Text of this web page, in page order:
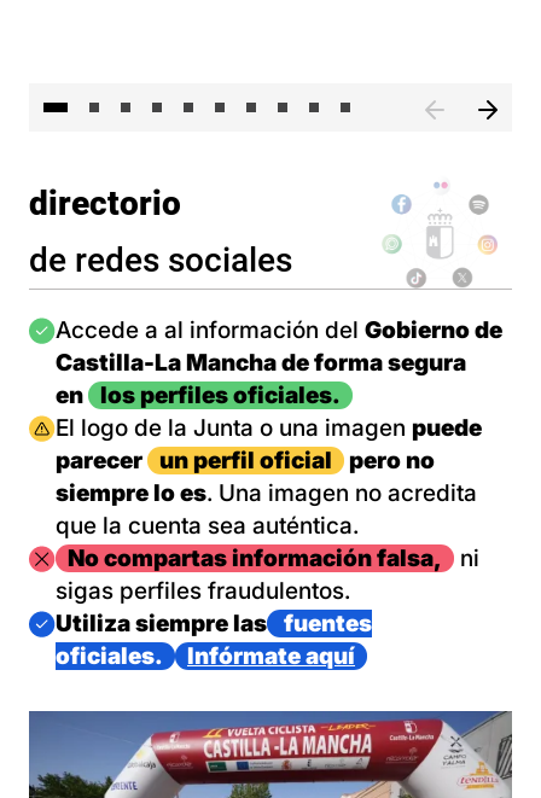
directorio
de redes sociales
Imagen
Accede a al información del Gobierno de
Castilla-La Mancha de forma segura
en
los perfiles oficiales.
Imagen
El logo de la Junta o una imagen puede
parecer
un perfil oficial
pero no
siempre lo es. Una imagen no acredita
que la cuenta sea auténtica.
ImagenNo compartas información falsa,
ni
sigas perfiles fraudulentos.
Imagen
Utiliza siempre las
fuentes
oficiales.
Infórmate aquí